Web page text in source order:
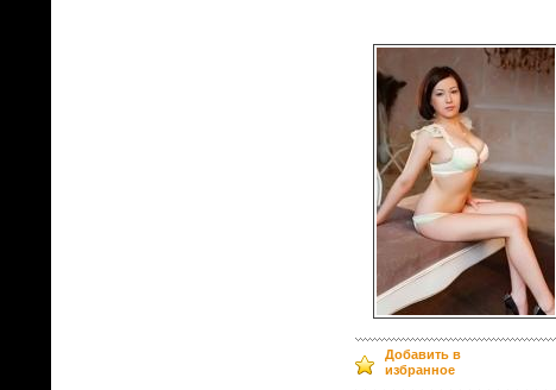
Добавить в
избранное